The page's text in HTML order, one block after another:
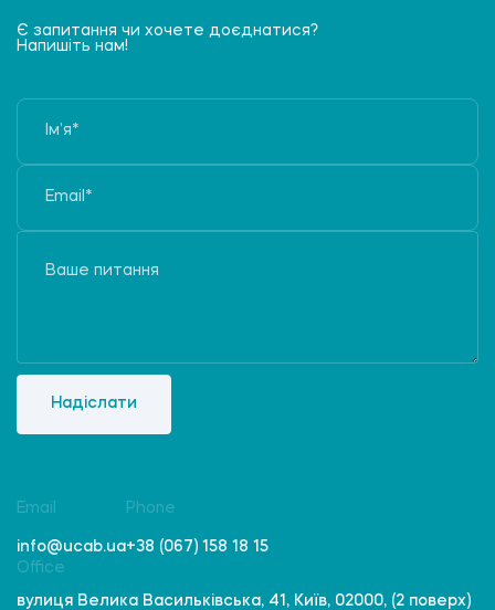
Є запитання чи хочете доєднатися?
Напишіть нам!
Надіслати
Email
info@ucab.ua
Phone
+38 (067) 158 18 15
Office
вулиця Велика Васильківська, 41, Київ, 02000, (2 поверх)